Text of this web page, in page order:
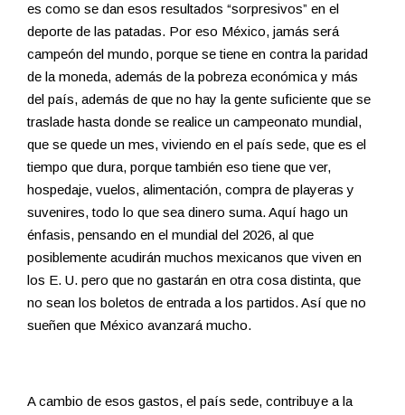
es como se dan esos resultados “sorpresivos” en el
deporte de las patadas. Por eso México, jamás será
campeón del mundo, porque se tiene en contra la paridad
de la moneda, además de la pobreza económica y más
del país, además de que no hay la gente suficiente que se
traslade hasta donde se realice un campeonato mundial,
que se quede un mes, viviendo en el país sede, que es el
tiempo que dura, porque también eso tiene que ver,
hospedaje, vuelos, alimentación, compra de playeras y
suvenires, todo lo que sea dinero suma. Aquí hago un
énfasis, pensando en el mundial del 2026, al que
posiblemente acudirán muchos mexicanos que viven en
los E. U. pero que no gastarán en otra cosa distinta, que
no sean los boletos de entrada a los partidos. Así que no
sueñen que México avanzará mucho.
A cambio de esos gastos, el país sede, contribuye a la